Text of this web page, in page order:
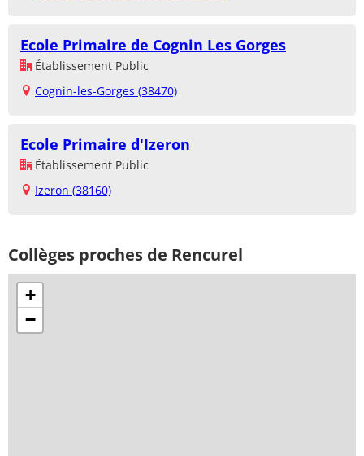
Ecole Primaire de Cognin Les Gorges
Établissement Public
Cognin-les-Gorges (38470)
Ecole Primaire d'Izeron
Établissement Public
Izeron (38160)
Collèges proches de Rencurel
+
−